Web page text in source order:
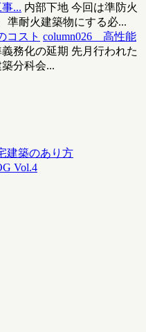
... 内部下地 今回は準防火
準耐火建築物にする必...
column026 高性能
務化の延期 先月行われた
分科会...
建築のあり方
Vol.4